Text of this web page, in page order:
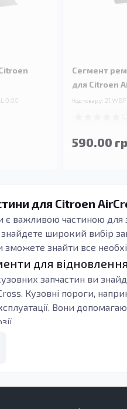
Сегмент
для Citroen
Код товару:
590.00
для Citroen
є важливою частиною для
знайдете широкий вибір
зможете знайти все
для
запчастин ви
Кузовні пороги,
Вони
виготовляються з
у цій категорії,